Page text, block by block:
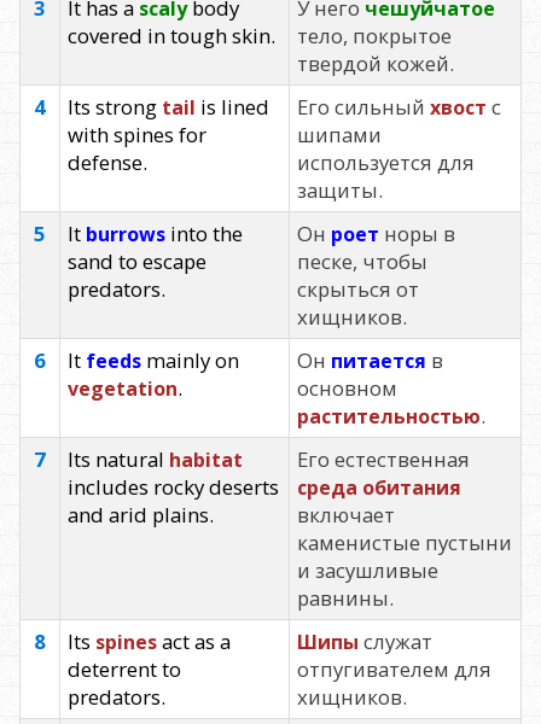
3
It has a scalybody
covered in tough skin.
У него чешуйчатое
тело, покрытое
твердой кожей.
4
Its strong tail is lined
with spines for
defense.
Его сильный хвост с
шипами
используется для
защиты.
5
It burrows into the
sand to escape
predators.
Он роет норы в
песке, чтобы
скрыться от
хищников.
6
It feeds mainly on
vegetation.
Он питается в
основном
растительностью.
7
Its natural habitat
includes rocky deserts
and arid plains.
Его естественная
среда обитания
включает
каменистые пустыни
и засушливые
равнины.
8
Its spinesact as a
deterrent to
predators.
Шипы служат
отпугивателем для
хищников.